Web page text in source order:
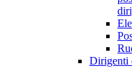
Dirigenti